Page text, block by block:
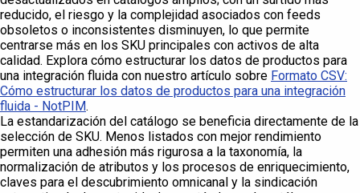
reducido, el riesgo y la complejidad asociados con feeds
obsoletos o inconsistentes disminuyen, lo que permite
centrarse más en los SKU principales con activos de alta
calidad. Explora cómo estructurar los datos de productos para
una integración fluida con nuestro artículo sobre Formato CSV:
Cómo estructurar los datos de productos para una integración
fluida - NotPIM.
La estandarización del catálogo se beneficia directamente de la
selección de SKU. Menos listados con mejor rendimiento
permiten una adhesión más rigurosa a la taxonomía, la
normalización de atributos y los procesos de enriquecimiento,
claves para el descubrimiento omnicanal y la sindicación